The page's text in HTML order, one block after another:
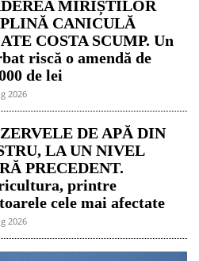
MIRIȘTILOR
CANICULĂ
COSTA SCUMP. Un
riscă o amendă de
de lei
2026
DE APĂ DIN
LA UN NIVEL
PRECEDENT.
printre
cele mai afectate
2026